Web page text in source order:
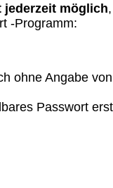
jederzeit möglich
-Programm:
ohne Angabe
Passwort